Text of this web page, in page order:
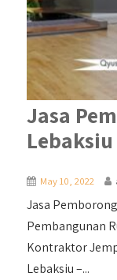
Jasa
Lebaksiu
May 10, 2022
Jasa
Pembangunan
Kontraktor
Lebaksiu –...